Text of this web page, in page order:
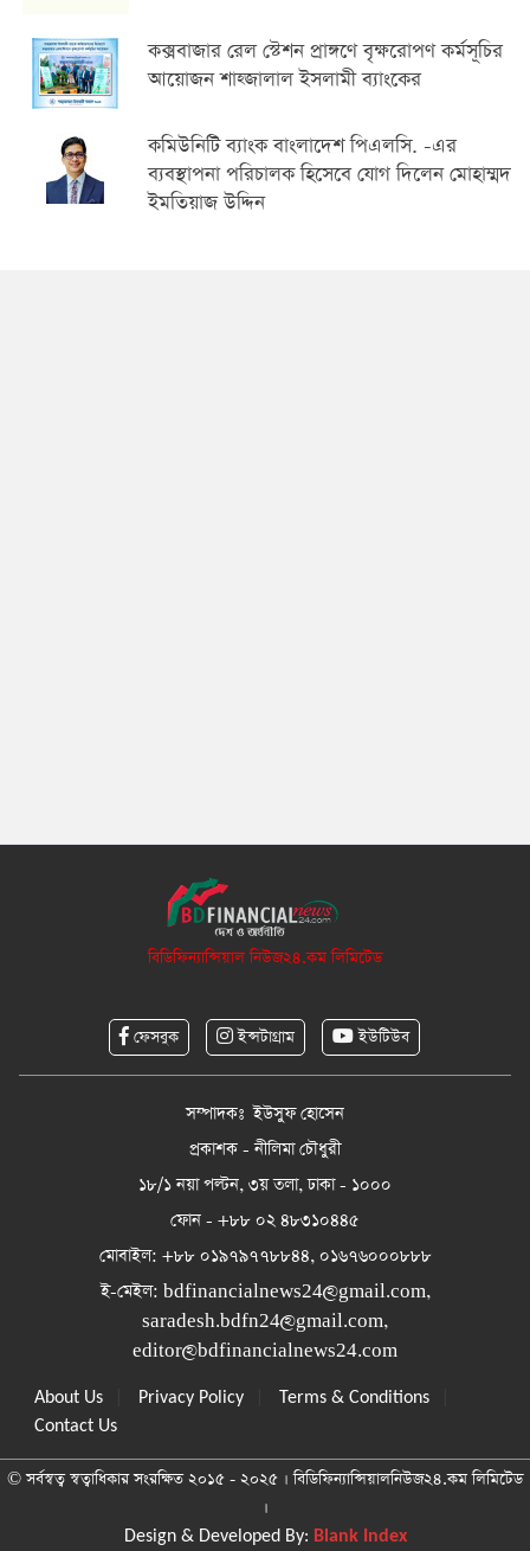
কক্সবাজার রেল স্টেশন প্রাঙ্গণে বৃক্ষরোপণ কর্মসূচির
আয়োজন শাহ্জালাল ইসলামী ব্যাংকের
কমিউনিটি ব্যাংক বাংলাদেশ পিএলসি. -এর
ব্যবস্থাপনা পরিচালক হিসেবে যোগ দিলেন মোহাম্মদ
ইমতিয়াজ উদ্দিন
বিডিফিন্যান্সিয়াল নিউজ২৪.কম লিমিটেড
ফেসবুক ইন্সটাগ্রাম ইউটিউব
সম্পাদকঃ ইউসুফ হোসেন
প্রকাশক - নীলিমা চৌধুরী
১৮/১ নয়া পল্টন, ৩য় তলা, ঢাকা - ১০০০
ফোন - +৮৮ ০২ ৪৮৩১০৪৪৫
মোবাইল: +৮৮ ০১৯৭৯৭৭৮৮৪৪, ০১৬৭৬০০০৮৮৮
ই-মেইল: bdfinancialnews24@gmail.com,
saradesh.bdfn24@gmail.com,
editor@bdfinancialnews24.com
About Us Privacy Policy Terms & Conditions
Contact Us
© সর্বস্বত্ব স্বত্বাধিকার সংরক্ষিত ২০১৫ - ২০২৫ । বিডিফিন্যান্সিয়ালনিউজ২৪.কম লিমিটেড
।
Design & Developed By: Blank Index